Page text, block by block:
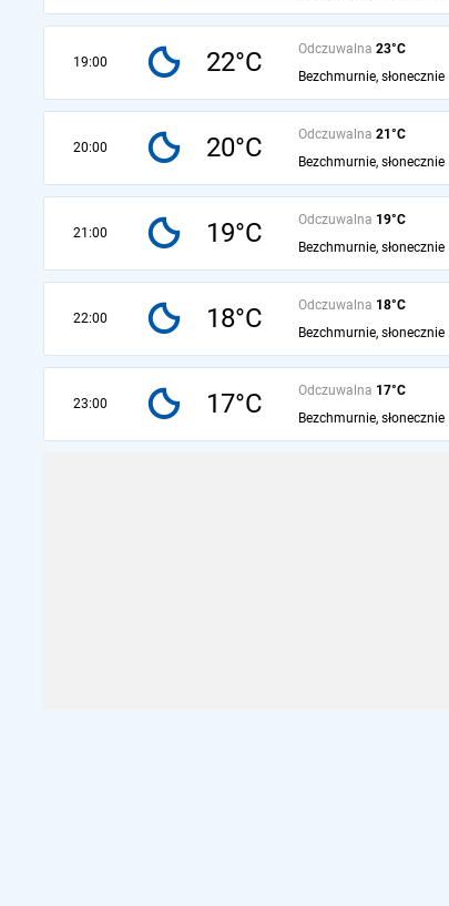
19:00 22°C Odczuwalna 23°C
Bezchmurnie, słonecznie
20:00 20°C Odczuwalna 21°C
Bezchmurnie, słonecznie
21:00 19°C Odczuwalna 19°C
Bezchmurnie, słonecznie
22:00 18°C Odczuwalna 18°C
Bezchmurnie, słonecznie
23:00 17°C Odczuwalna 17°C
Bezchmurnie, słonecznie